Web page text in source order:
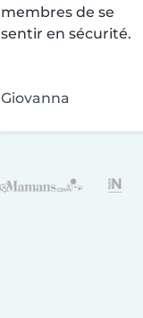
membres de se
sentir en sécurité.
Giovanna